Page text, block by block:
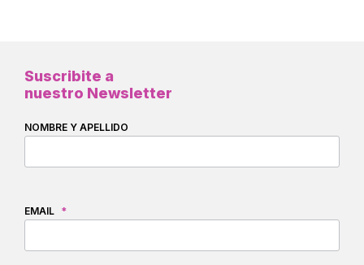
Suscribite a
nuestro Newsletter
NOMBRE Y APELLIDO
EMAIL *